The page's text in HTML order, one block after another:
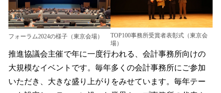
フォーラム2024の様子（東京会場）
TOP100事務所受賞者表彰式（東京会
場）
推進協議会主催で年に一度行われる、会計事務所向けの
大規模なイベントです。毎年多くの会計事務所にご参加
いただき、大きな盛り上がりをみせています。毎年テー